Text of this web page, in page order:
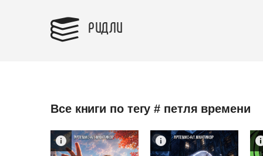
РИДЛИ
Все книги по тегу # петля времени